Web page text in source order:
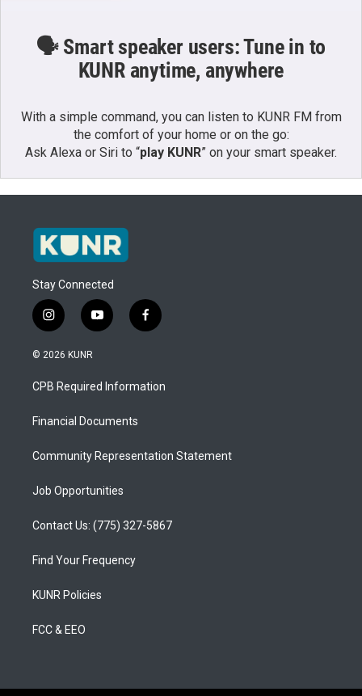
🗣️ Smart speaker users: Tune in to
KUNR anytime, anywhere
With a simple command, you can listen to KUNR FM from
the comfort of your home or on the go:
Ask Alexa or Siri to “play KUNR” on your smart speaker.
Stay Connected
i
n
s
a
g
a
y
o
u
b
f
a
b
o
© 2026 KUNR
CPB Required Information
Financial Documents
Community Representation Statement
Job Opportunities
Contact Us: (775) 327-5867
Find Your Frequency
KUNR Policies
FCC & EEO